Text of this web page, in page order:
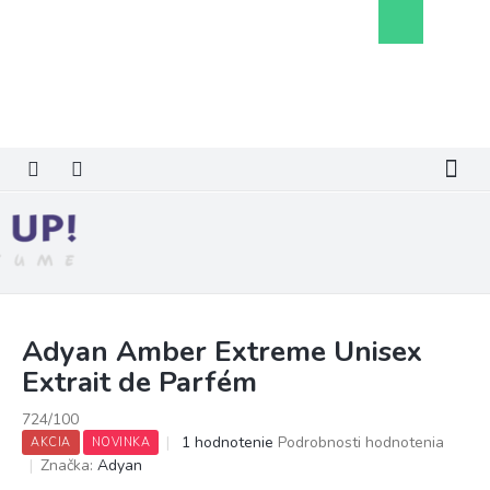
košík
Adyan Amber Extreme Unisex
Extrait de Parfém
724/100
AKCIA NOVINKA
Priemerné
1 hodnotenie Podrobnosti hodnotenia
Značka: Adyan